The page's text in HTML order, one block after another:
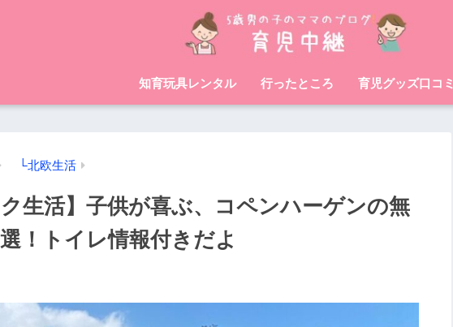
知育玩具レンタル 行ったところ 育児グッズ口コミ
└北欧生活
ク生活】子供が喜ぶ、コペンハーゲンの無
！トイレ情報付きだよ